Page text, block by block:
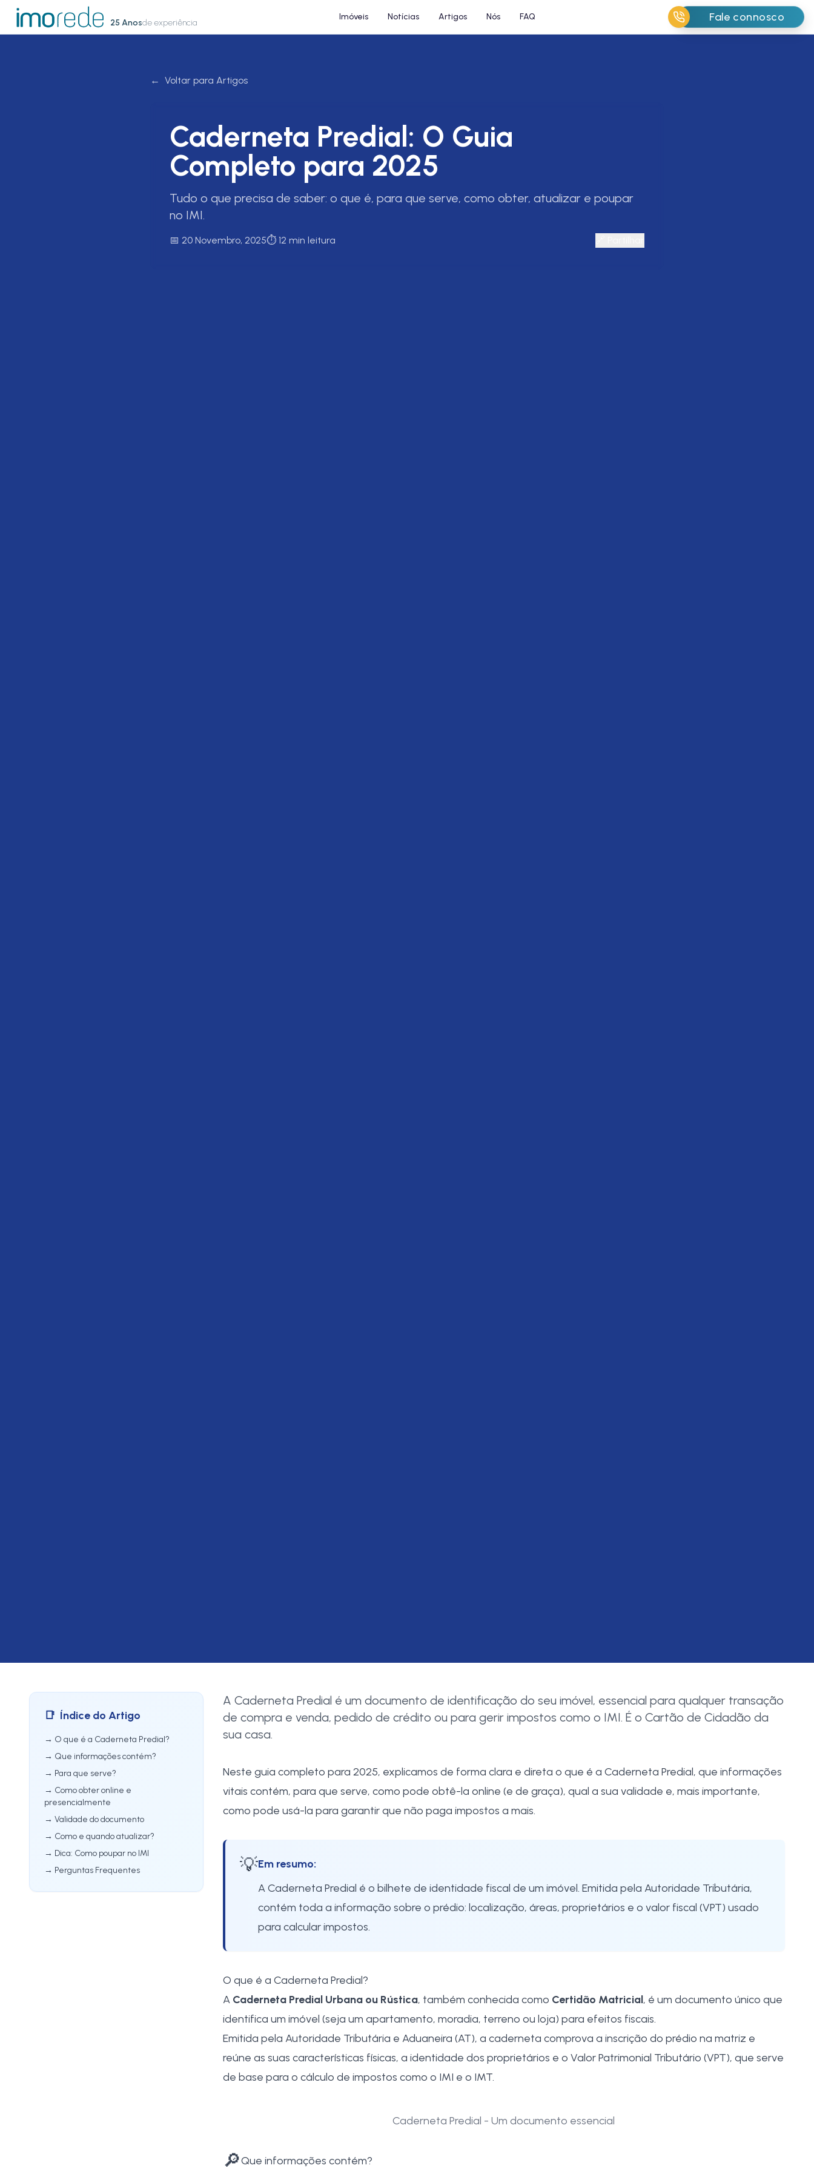
25 Anosde experiência
Imóveis Notícias Artigos Nós FAQ Fale connosco
← Voltar para Artigos
Caderneta Predial: O Guia
Completo para 2025
Tudo o que precisa de saber: o que é, para que serve, como obter, atualizar e poupar
no IMI.
📅 20 Novembro, 2025⏱️ 12 min leitura
📑 Índice do Artigo
→ O que é a Caderneta Predial?
→ Que informações contém?
→ Para que serve?
→ Como obter online e
presencialmente
→ Validade do documento
→ Como e quando atualizar?
→ Dica: Como poupar no IMI
→ Perguntas Frequentes
A Caderneta Predial é um documento de identificação do seu imóvel, essencial para qualquer transação
de compra e venda, pedido de crédito ou para gerir impostos como o IMI. É o Cartão de Cidadão da
sua casa.
Neste guia completo para 2025, explicamos de forma clara e direta o que é a Caderneta Predial, que informações
vitais contém, para que serve, como pode obtê-la online (e de graça), qual a sua validade e, mais importante,
como pode usá-la para garantir que não paga impostos a mais.
💡Em resumo:
A Caderneta Predial é o bilhete de identidade fiscal de um imóvel. Emitida pela Autoridade Tributária,
contém toda a informação sobre o prédio: localização, áreas, proprietários e o valor fiscal (VPT) usado
para calcular impostos.
O que é a Caderneta Predial?
A Caderneta Predial Urbana ou Rústica, também conhecida como Certidão Matricial, é um documento único que
identifica um imóvel (seja um apartamento, moradia, terreno ou loja) para efeitos fiscais.
Emitida pela Autoridade Tributária e Aduaneira (AT), a caderneta comprova a inscrição do prédio na matriz e
reúne as suas características físicas, a identidade dos proprietários e o Valor Patrimonial Tributário (VPT), que serve
de base para o cálculo de impostos como o IMI e o IMT.
Caderneta Predial - Um documento essencial
🔎Que informações contém?